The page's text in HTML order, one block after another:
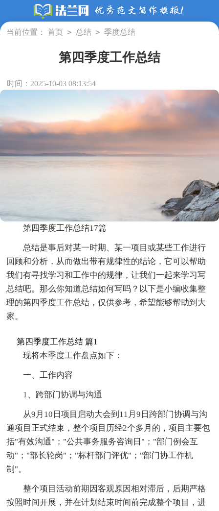
当前位置： 首页 > 总结 > 季度总结
第四季度工作总结
时间：2025-10-03 08:13:54
第四季度工作总结17篇
总结是事后对某一时期、某一项目或某些工作进行
回顾和分析，从而做出带有规律性的结论，它可以帮助
我们有寻找学习和工作中的规律，让我们一起来学习写
总结吧。那么你知道总结如何写吗？以下是小编收集整
理的第四季度工作总结，仅供参考，希望能够帮助到大
家。
第四季度工作总结 篇1
现将本季度工作盘点如下：
一、工作内容
1、跨部门协调与沟通
从9月10日项目启动大会到11月9日跨部门协调与沟
通项目正式结束，整个项目历经2个多月的，项目主要包
括"有效沟通"；"公共事务服务咨询日"；"部门例会互
动"；"部长轮岗"；"标杆部门评优"；"部门协工作机
制"。
整个项目活动前期因客观原因相对滞后，后期严格
按照时间开展，并在计划结束时间前完成整个项目，进